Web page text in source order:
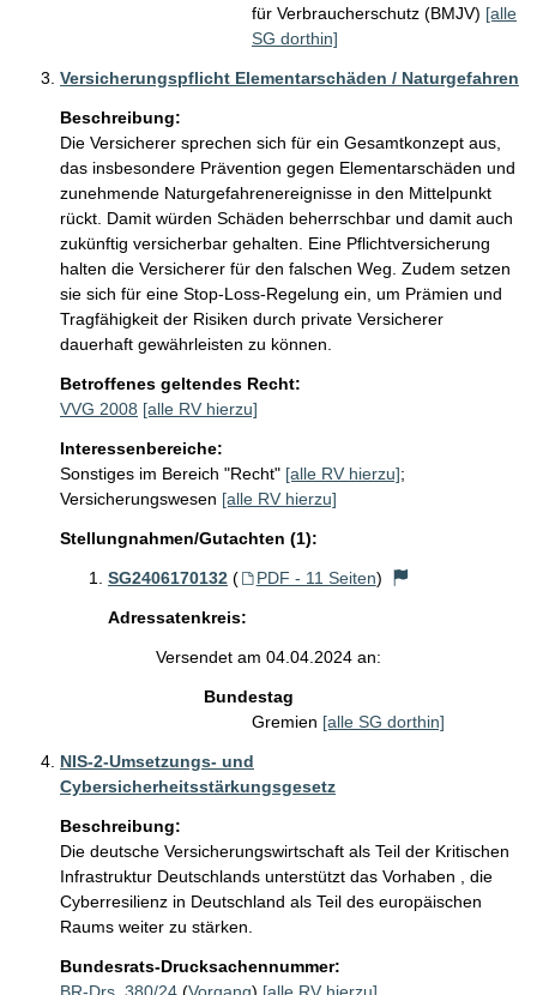
für Verbraucherschutz (BMJV) [alle
SG dorthin]
Versicherungspflicht Elementarschäden / Naturgefahren
Beschreibung:
Die Versicherer sprechen sich für ein Gesamtkonzept aus,
das insbesondere Prävention gegen Elementarschäden und
zunehmende Naturgefahrenereignisse in den Mittelpunkt
rückt. Damit würden Schäden beherrschbar und damit auch
zukünftig versicherbar gehalten. Eine Pflichtversicherung
halten die Versicherer für den falschen Weg. Zudem setzen
sie sich für eine Stop-Loss-Regelung ein, um Prämien und
Tragfähigkeit der Risiken durch private Versicherer
dauerhaft gewährleisten zu können.
Betroffenes geltendes Recht:
VVG 2008 [alle RV hierzu]
Interessenbereiche:
Sonstiges im Bereich "Recht" [alle RV hierzu];
Versicherungswesen [alle RV hierzu]
Stellungnahmen/Gutachten (1):
SG2406170132 ( PDF - 11 Seiten)
Adressatenkreis:
Versendet am 04.04.2024 an:
Bundestag
Gremien [alle SG dorthin]
NIS-2-Umsetzungs- und
Cybersicherheitsstärkungsgesetz
Beschreibung:
Die deutsche Versicherungswirtschaft als Teil der Kritischen
Infrastruktur Deutschlands unterstützt das Vorhaben , die
Cyberresilienz in Deutschland als Teil des europäischen
Bundesrats-Drucksachennummer: